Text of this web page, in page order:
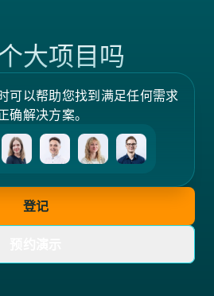
大项目吗
可以帮助您找到满足任何需求
确解决方案。
登记